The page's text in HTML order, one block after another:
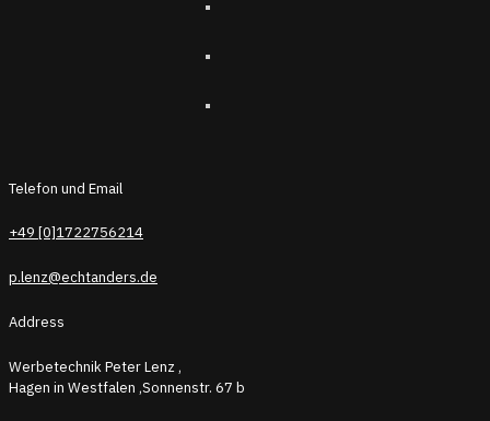
Telefon und Email
+49 [0]1722756214
p.lenz@echtanders.de
Address
Werbetechnik Peter Lenz ,
Hagen in Westfalen ,Sonnenstr. 67 b